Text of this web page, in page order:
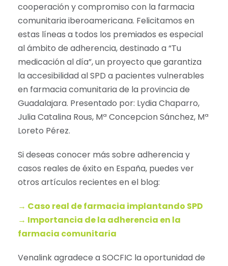
cooperación y compromiso con la farmacia
comunitaria iberoamericana. Felicitamos en
estas líneas a todos los premiados es especial
al ámbito de adherencia, destinado a “Tu
medicación al día”, un proyecto que garantiza
la accesibilidad al SPD a pacientes vulnerables
en farmacia comunitaria de la provincia de
Guadalajara. Presentado por: Lydia Chaparro,
Julia Catalina Rous, Mª Concepcion Sánchez, Mª
Loreto Pérez.
Si deseas conocer más sobre adherencia y
casos reales de éxito en España, puedes ver
otros artículos recientes en el blog:
→ Caso real de farmacia implantando SPD
→ Importancia de la adherencia en la
farmacia comunitaria
Venalink agradece a SOCFIC la oportunidad de